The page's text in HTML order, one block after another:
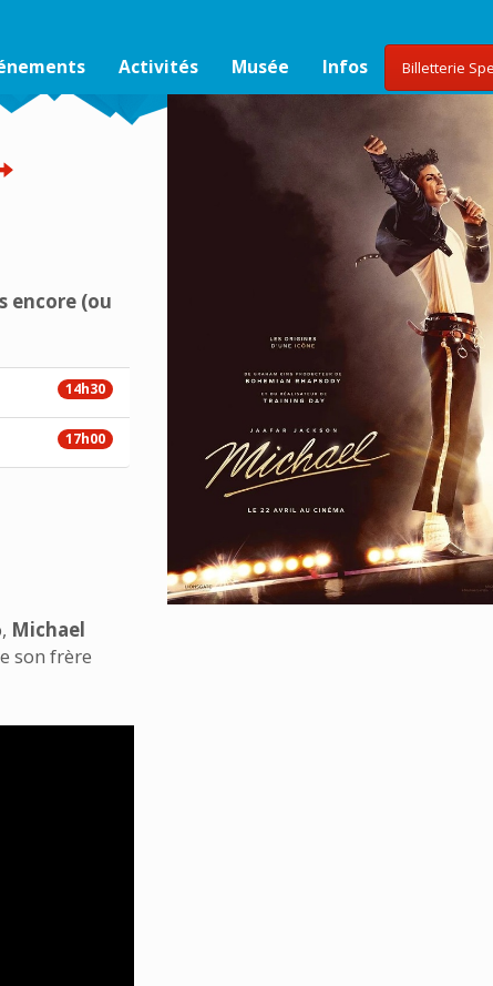
Activités Musée Infos Billetterie
encore (ou
14h30
17h00
Michael
son frère